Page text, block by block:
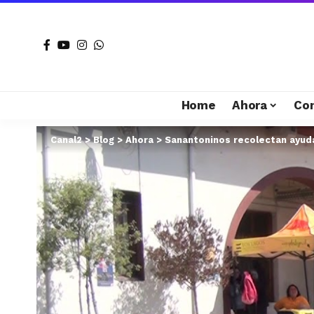
Home Ahora
Canal2>Blog >Ahora > Sanantoninos recolectan